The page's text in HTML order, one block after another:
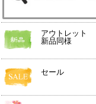
アウトレット
新品同様
セール